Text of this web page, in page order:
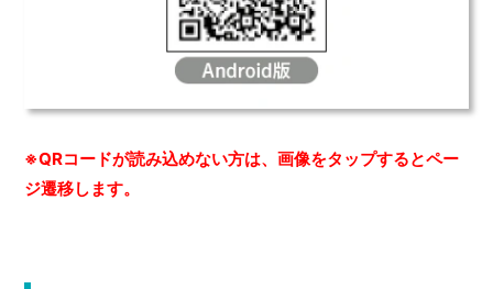
※QRコードが読み込めない方は、画像をタップするとペー
ジ遷移します。